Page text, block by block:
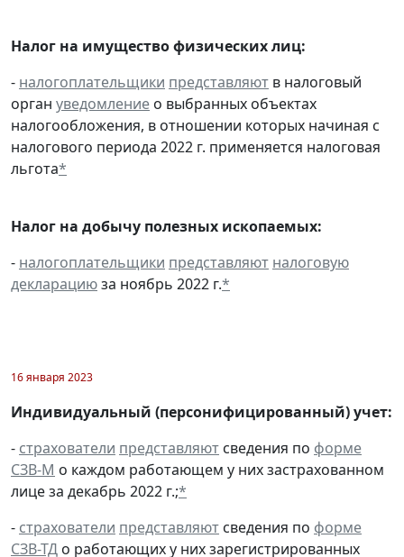
Налог на имущество физических лиц:
- налогоплательщики представляют в налоговый
орган уведомление о выбранных объектах
налогообложения, в отношении которых начиная с
налогового периода 2022 г. применяется налоговая
льгота*
Налог на добычу полезных ископаемых:
- налогоплательщики представляют налоговую
декларациюза ноябрь 2022 г.*
16 января 2023
Индивидуальный (персонифицированный) учет:
- страхователи представляют сведения по форме
СЗВ-М о каждом работающем у них застрахованном
лице за декабрь 2022 г.;*
- страхователи представляют сведения по форме
СЗВ-ТД о работающих у них зарегистрированных